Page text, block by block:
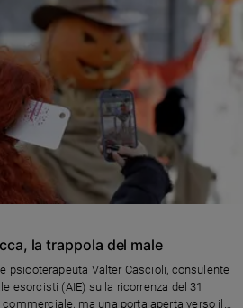
la trappola del male
psicoterapeuta Valter Cascioli, consulente
esorcisti (AIE) sulla ricorrenza del 31
ma una porta aperta verso il